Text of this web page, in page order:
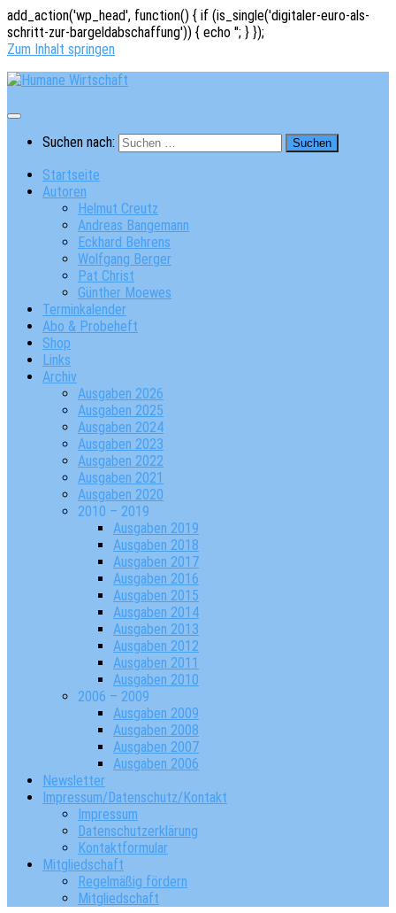
add_action('wp_head', function() { if (is_single('digitaler-euro-als-
schritt-zur-bargeldabschaffung')) { echo ''; } });
Zum Inhalt springen
Suchen nach:
Startseite
Autoren
Helmut Creutz
Andreas Bangemann
Eckhard Behrens
Wolfgang Berger
Pat Christ
Günther Moewes
Terminkalender
Abo & Probeheft
Shop
Links
Archiv
Ausgaben 2026
Ausgaben 2025
Ausgaben 2024
Ausgaben 2023
Ausgaben 2022
Ausgaben 2021
Ausgaben 2020
2010 – 2019
Ausgaben 2019
Ausgaben 2018
Ausgaben 2017
Ausgaben 2016
Ausgaben 2015
Ausgaben 2014
Ausgaben 2013
Ausgaben 2012
Ausgaben 2011
Ausgaben 2010
2006 – 2009
Ausgaben 2009
Ausgaben 2008
Ausgaben 2007
Ausgaben 2006
Newsletter
Impressum/Datenschutz/Kontakt
Impressum
Datenschutzerklärung
Kontaktformular
Mitgliedschaft
Regelmäßig fördern
Mitgliedschaft